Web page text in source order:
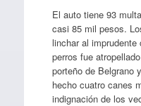
El auto tiene 93
casi 85 mil pesos.
linchar al imprudente
perros fue
porteño de Belgrano
hecho cuatro canes
indignación de los